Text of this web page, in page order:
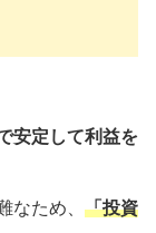
安定して利益を
なため、 「投資